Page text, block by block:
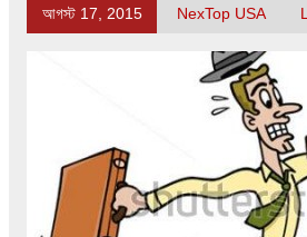
আগস্ট 17, 2015 NexTop USA